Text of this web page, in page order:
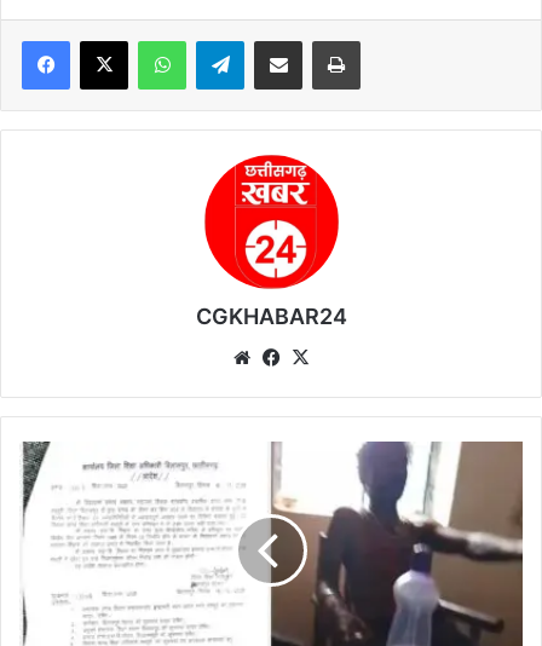
Telegram
CGKHABAR24
We
te
Fa
bo
श
रा
ब
के
में
क